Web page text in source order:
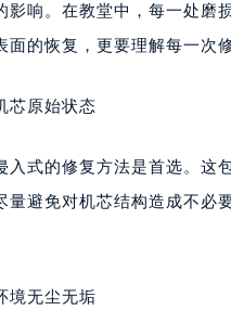
影响。在教堂中，每一处
的恢复，更要理解每一次
芯原始状态
入式的修复方法是首选。
量避免对机芯结构造成不必
境无尘无垢